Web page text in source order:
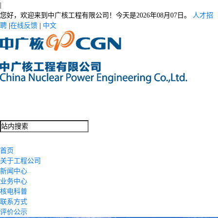
您好，欢迎来到中广核工程有限公司！今天是2026年08月07日。
人才招
聘 在线反馈 中文
首页
关于工程公司
新闻中心
业务中心
核电科普
联系方式
评价公示